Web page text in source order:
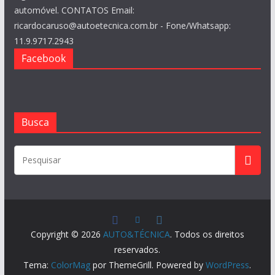
automóvel. CONTATOS Email:
ricardocaruso@autoetecnica.com.br - Fone/Whatsapp:
11.9.9717.2943
Facebook
Busca
Copyright © 2026 AUTO&TÉCNICA. Todos os direitos
reservados.
Tema: ColorMag por ThemeGrill. Powered byWordPress.